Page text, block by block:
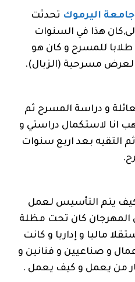
تحدثت
هذا في السنوات
طلابا للمسرح و كان هو
لعرض مسرحية (الزبال).
و دراسة المسرح ثم
انا لاستكمال دراستي و
التقيه بعد اربع سنوات
يتم التأسيس لعمل
كان تحت مظلة
ماليا و إداريا و كانت
و صناعيين و فنانين و
من يعمل و كيف يعمل .